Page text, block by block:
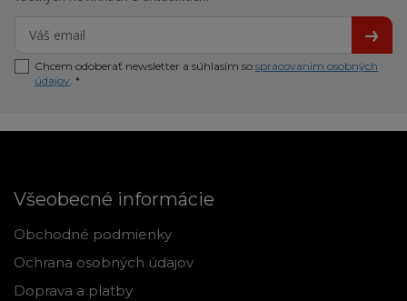
Chcem odoberať newsletter a súhlasím so spracovaním osobných
údajov. *
Všeobecné informácie
Obchodné podmienky
Ochrana osobných údajov
Doprava a platby